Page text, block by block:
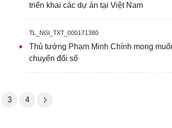
triển khai các dự án tại Việt Nam
TL_NGI_TXT_000171380
Thủ tướng Phạm Minh Chính mong
chuyển đổi số
3 4